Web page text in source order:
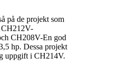
på de projekt som
CH212V-
CH208V-En god
hp. Dessa projekt
uppgift i CH214V.